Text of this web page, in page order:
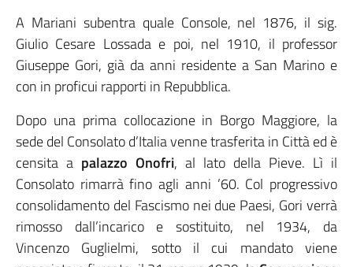
A Mariani subentra quale Console, nel 1876, il sig.
Giulio Cesare Lossada e poi, nel 1910, il professor
Giuseppe Gori, già da anni residente a San Marino e
con in proficui rapporti in Repubblica.
Dopo una prima collocazione in Borgo Maggiore, la
sede del Consolato d’Italia venne trasferita in Città ed è
censita a palazzo Onofri, al lato della Pieve. Lì il
Consolato rimarrà fino agli anni ’60. Col progressivo
consolidamento del Fascismo nei due Paesi, Gori verrà
rimosso dall’incarico e sostituito, nel 1934, da
Vincenzo Guglielmi, sotto il cui mandato viene